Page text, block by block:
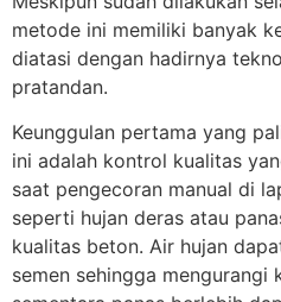
metode ini memiliki banyak
diatasi dengan hadirnya
pratandan.
Keunggulan pertama yang
ini adalah kontrol kualitas
saat pengecoran manual di
seperti hujan deras atau
kualitas beton. Air hujan
semen sehingga mengurangi